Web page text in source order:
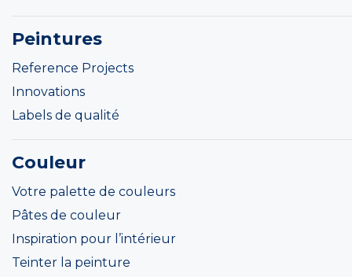
Peintures
Reference Projects
Innovations
Labels de qualité
Couleur
Votre palette de couleurs
Pâtes de couleur
Inspiration pour l’intérieur
Teinter la peinture